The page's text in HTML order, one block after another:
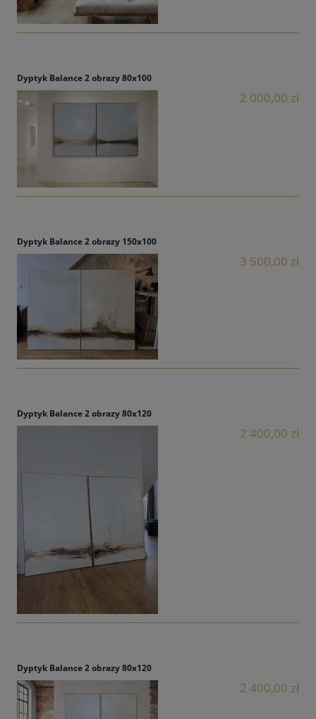
Dyptyk Balance 2 obrazy 80x100
2 000,00 zł
Dyptyk Balance 2 obrazy 150x100
3 500,00 zł
Dyptyk Balance 2 obrazy 80x120
2 400,00 zł
Dyptyk Balance 2 obrazy 80x120
2 400,00 zł